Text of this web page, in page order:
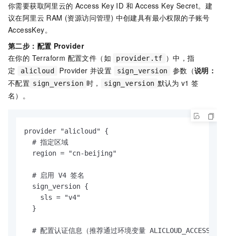
你需要获取阿里云的 Access Key ID 和 Access Key Secret。建
议在阿里云 RAM (资源访问管理) 中创建具有最小权限的子账号
AccessKey。
第二步：配置 Provider
在你的 Terraform 配置文件（如
provider.tf ）中，指
定
alicloud Provider 并设置 sign_version 参数（说明：
不配置 sign_version 时， sign_version 默认为 v1 签
名）。
provider "alicloud" {
  # 指定区域
  region = "cn-beijing"
  # 启用 V4 签名
  sign_version {
    sls = "v4"
  }
# 配置认证信息（推荐通过环境变量